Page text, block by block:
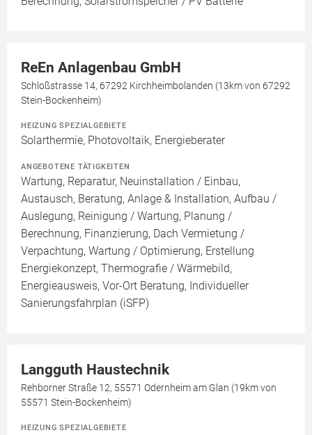
ReEn Anlagenbau GmbH
Schloßstrasse 14, 67292 Kirchheimbolanden (13km von 67292
Stein-Bockenheim)
HEIZUNG SPEZIALGEBIETE
Solarthermie, Photovoltaik, Energieberater
ANGEBOTENE TÄTIGKEITEN
Wartung, Reparatur, Neuinstallation / Einbau,
Austausch, Beratung, Anlage & Installation, Aufbau /
Auslegung, Reinigung / Wartung, Planung /
Berechnung, Finanzierung, Dach Vermietung /
Verpachtung, Wartung / Optimierung, Erstellung
Energiekonzept, Thermografie / Wärmebild,
Energieausweis, Vor-Ort Beratung, Individueller
Sanierungsfahrplan (iSFP)
Langguth Haustechnik
Rehborner Straße 12, 55571 Odernheim am Glan (19km von
55571 Stein-Bockenheim)
HEIZUNG SPEZIALGEBIETE